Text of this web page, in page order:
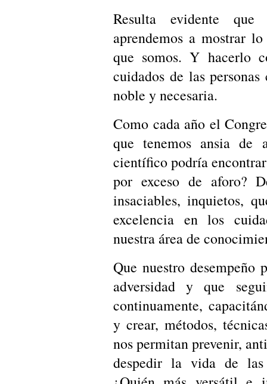
Resulta evidente
aprendemos a mostrar
que somos. Y hacerlo
cuidados de las
noble y necesaria.
Como cada año el
que tenemos ansia de
científico podría
por exceso de aforo?
insaciables, inquietos,
excelencia en los
nuestra área de
Que nuestro
adversidad y que
continuamente,
y crear, métodos,
nos permitan prevenir,
despedir la vida de las